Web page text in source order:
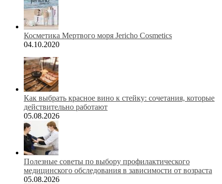
Косметика Мертвого моря Jericho Cosmetics
04.10.2020
Как выбрать красное вино к стейку: сочетания, которые
действительно работают
05.08.2026
Полезные советы по выбору профилактического
медицинского обследования в зависимости от возраста
05.08.2026